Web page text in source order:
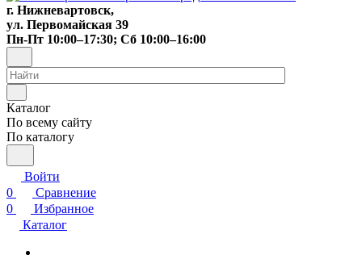
г. Нижневартовск,
ул. Первомайская 39
Пн-Пт 10:00–17:30; Сб 10:00–16:00
Каталог
По всему сайту
По каталогу
Войти
0
Сравнение
0
Избранное
Каталог